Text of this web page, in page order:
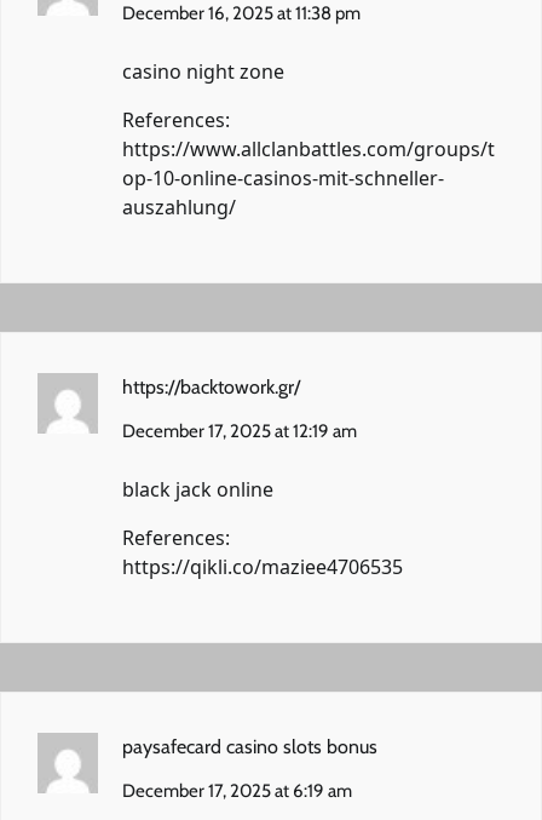
December 16, 2025 at 11:38 pm
casino night zone
References:
https://www.allclanbattles.com/groups/t
op-10-online-casinos-mit-schneller-
auszahlung/
https://backtowork.gr/
December 17, 2025 at 12:19 am
black jack online
References:
https://qikli.co/maziee4706535
paysafecard casino slots bonus
December 17, 2025 at 6:19 am